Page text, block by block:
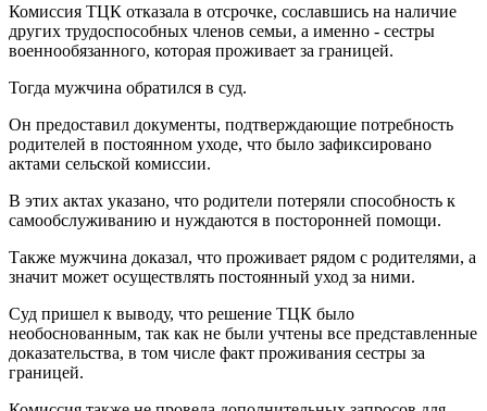
Комиссия ТЦК отказала в отсрочке, сославшись на наличие
других трудоспособных членов семьи, а именно - сестры
военнообязанного, которая проживает за границей.
Тогда мужчина обратился в суд.
Он предоставил документы, подтверждающие потребность
родителей в постоянном уходе, что было зафиксировано
актами сельской комиссии.
В этих актах указано, что родители потеряли способность к
самообслуживанию и нуждаются в посторонней помощи.
Также мужчина доказал, что проживает рядом с родителями, а
значит может осуществлять постоянный уход за ними.
Суд пришел к выводу, что решение ТЦК было
необоснованным, так как не были учтены все представленные
доказательства, в том числе факт проживания сестры за
границей.